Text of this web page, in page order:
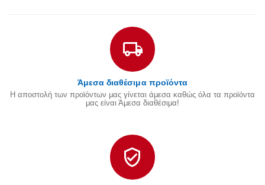
Άμεσα διαθέσιμα προϊόντα
Η αποστολή των προϊόντων μας γίνεται άμεσα καθώς όλα τα προϊόντα
μας είναι Άμεσα διαθέσιμα!